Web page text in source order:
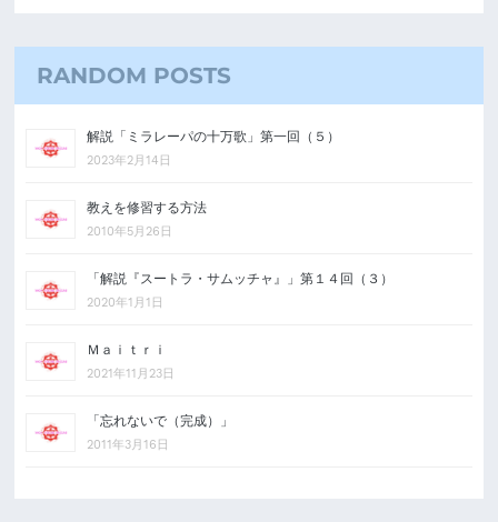
RANDOM POSTS
解説「ミラレーパの十万歌」第一回（５）
2023年2月14日
教えを修習する方法
2010年5月26日
「解説『スートラ・サムッチャ』」第１４回（３）
2020年1月1日
Ｍａｉｔｒｉ
2021年11月23日
「忘れないで（完成）」
2011年3月16日